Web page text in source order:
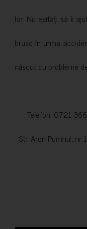
lor. Nu ezitați să îi
brusc în urma
născut cu probleme
Telefon: 0721
Str. Aron Pumnul, nr